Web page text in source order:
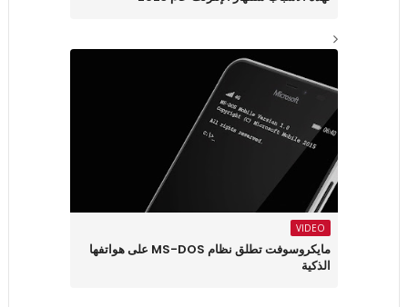
VIDEO
مايكروسوفت تطلق نظام MS-DOS على هواتفها
الذكية